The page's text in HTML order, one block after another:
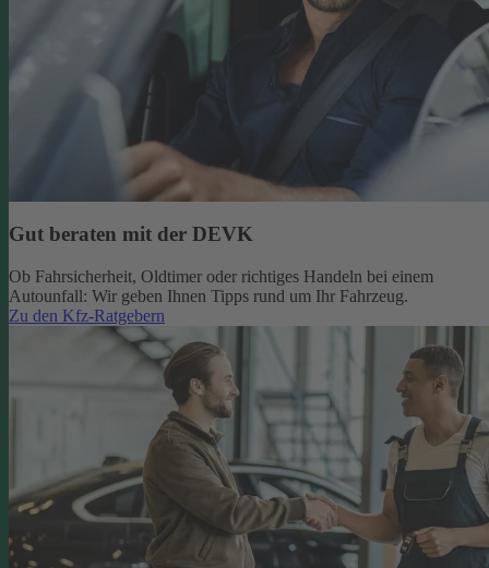
Gut beraten mit der DEVK
Ob Fahrsicherheit, Oldtimer oder richtiges Handeln bei einem
Autounfall: Wir geben Ihnen Tipps rund um Ihr Fahrzeug.
Zu den Kfz-Ratgebern